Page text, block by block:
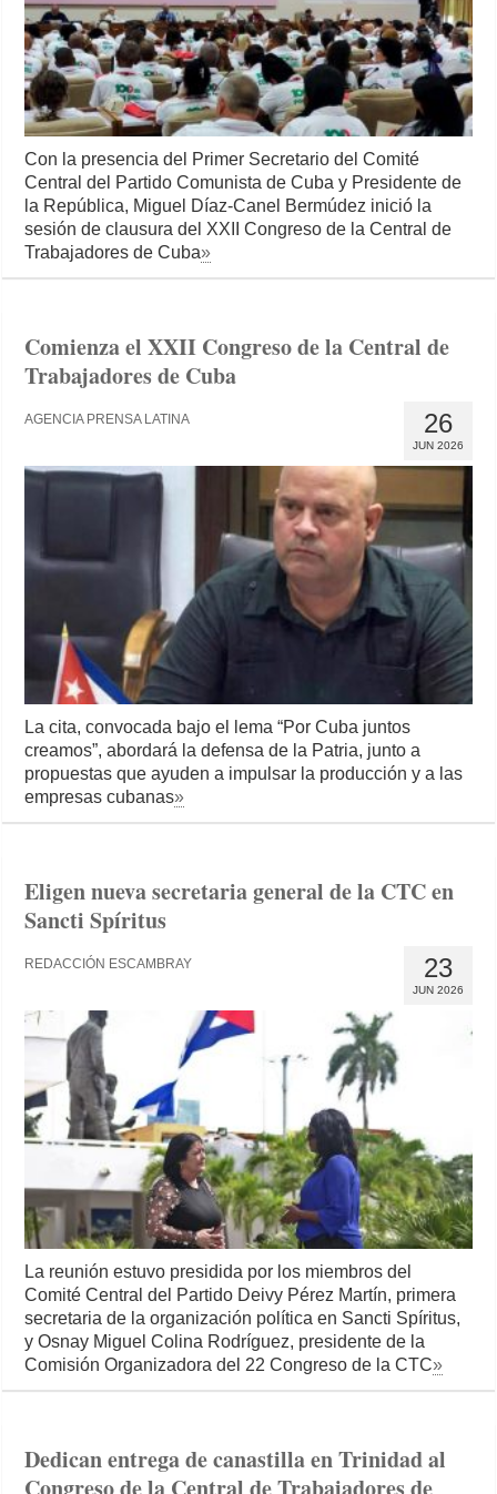
Con la presencia del Primer Secretario del Comité
Central del Partido Comunista de Cuba y Presidente de
la República, Miguel Díaz-Canel Bermúdez inició la
sesión de clausura del XXII Congreso de la Central de
Trabajadores de Cuba»
Comienza el XXII Congreso de la Central de
Trabajadores de Cuba
26
JUN 2026
AGENCIA PRENSA LATINA
La cita, convocada bajo el lema “Por Cuba juntos
creamos”, abordará la defensa de la Patria, junto a
propuestas que ayuden a impulsar la producción y a las
empresas cubanas»
Eligen nueva secretaria general de la CTC en
Sancti Spíritus
23
JUN 2026
REDACCIÓN ESCAMBRAY
La reunión estuvo presidida por los miembros del
Comité Central del Partido Deivy Pérez Martín, primera
secretaria de la organización política en Sancti Spíritus,
y Osnay Miguel Colina Rodríguez, presidente de la
Comisión Organizadora del 22 Congreso de la CTC»
Dedican entrega de canastilla en Trinidad al